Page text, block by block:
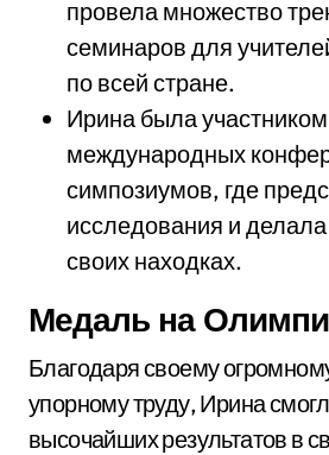
провела множество
семинаров для
по всей стране.
Ирина была участником
международных
симпозиумов, где
исследования и
своих находках.
Медаль на
Благодаря своему
упорному труду, Ирина
высочайших результатов в